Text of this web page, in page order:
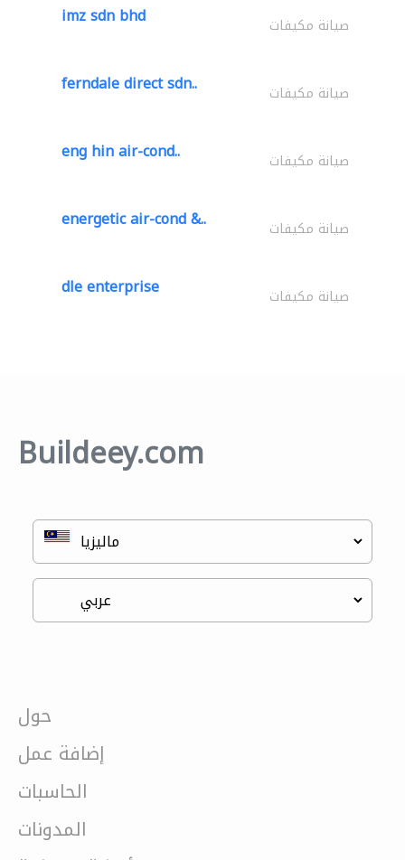
imz sdn bhd صيانة مكيفات
ferndale direct sdn.. صيانة مكيفات
eng hin air-cond.. صيانة مكيفات
energetic air-cond &.. صيانة مكيفات
dle enterprise صيانة مكيفات
Buildeey.com
حول
إضافة عمل
الحاسبات
المدونات